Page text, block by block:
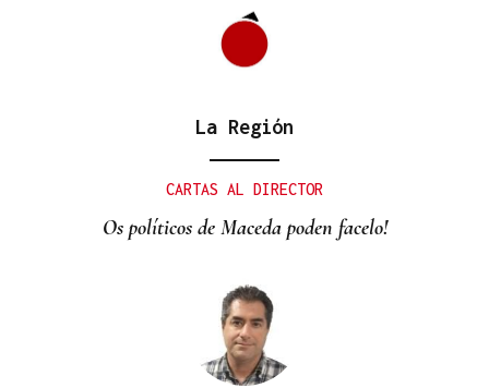
Horóscopo del día: jueves, 6 de agosto
La Región
CARTAS AL DIRECTOR
Os políticos de Maceda poden facelo!